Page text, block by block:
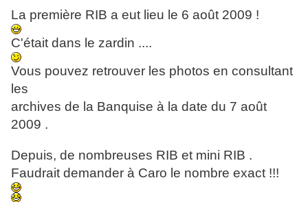
La première RIB a eut lieu le 6 août 2009 !
C'était dans le zardin ....
Vous pouvez retrouver les photos en consultant
les
archives de la Banquise à la date du 7 août
2009 .
Depuis, de nombreuses RIB et mini RIB .
Faudrait demander à Caro le nombre exact !!!